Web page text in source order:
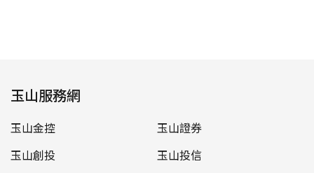
玉山服務網
玉山金控
玉山證券
玉山創投
玉山投信